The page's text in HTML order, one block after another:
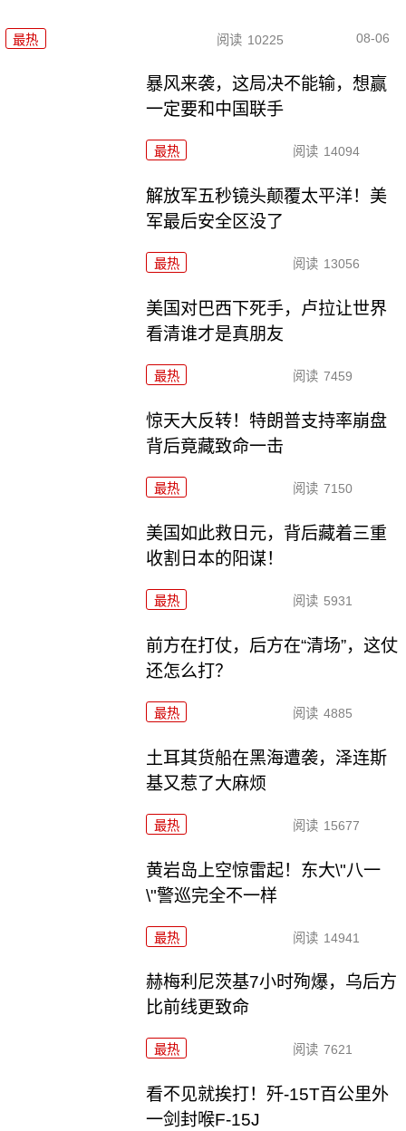
最热 阅读 10225 08-06
暴风来袭，这局决不能输，想赢
一定要和中国联手
最热 阅读 14094
解放军五秒镜头颠覆太平洋！美
军最后安全区没了
最热 阅读 13056
美国对巴西下死手，卢拉让世界
看清谁才是真朋友
最热 阅读 7459
惊天大反转！特朗普支持率崩盘
背后竟藏致命一击
最热 阅读 7150
美国如此救日元，背后藏着三重
收割日本的阳谋！
最热 阅读 5931
前方在打仗，后方在“清场”，这仗
还怎么打？
最热 阅读 4885
土耳其货船在黑海遭袭，泽连斯
基又惹了大麻烦
最热 阅读 15677
黄岩岛上空惊雷起！东大\"八一
\"警巡完全不一样
最热 阅读 14941
赫梅利尼茨基7小时殉爆，乌后方
比前线更致命
最热 阅读 7621
看不见就挨打！歼-15T百公里外
一剑封喉F-15J